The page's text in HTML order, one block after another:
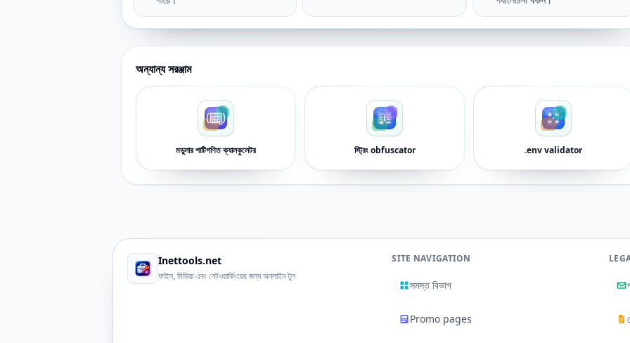
অন্যান্য সরঞ্জাম
মডুলার পাটিগণিত ক্যালকুলেটর স্ট্রিং obfuscator .env validator
Inettools.net
ফাইল, মিডিয়া এবং নেটওয়ার্কিংয়ের জন্য অনলাইন টুল
SITE NAVIGATION
সমস্ত বিভাগ
Promo pages